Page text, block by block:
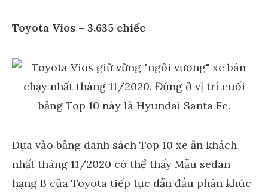
Toyota Vios – 3.635 chiếc
Dựa vào bảng danh sách Top 10 xe ăn khách
nhất tháng 11/2020 có thể thấy Mẫu sedan
hạng B của Toyota tiếp tục dẫn đầu phân khúc